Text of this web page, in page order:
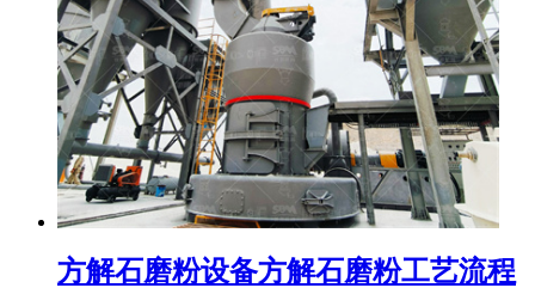
方解石磨粉设备方解石磨粉工艺流程